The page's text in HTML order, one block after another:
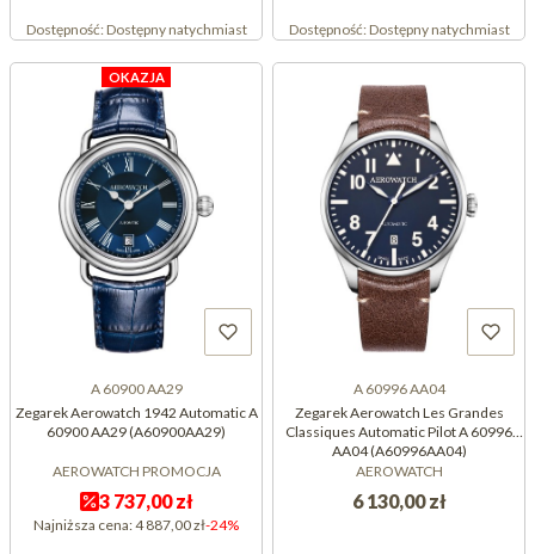
Dostępność:Dostępny natychmiast Dostępność:Dostępny natychmiast
OKAZJA
A 60900 AA29
Zegarek Aerowatch 1942 Automatic A
60900 AA29 (A60900AA29)
AEROWATCH PROMOCJA
3 737,00 zł
Najniższa cena:4 887,00 zł-24%
A 60996 AA04
Zegarek Aerowatch Les Grandes
Classiques Automatic Pilot A 60996
AA04 (A60996AA04)
AEROWATCH
6 130,00 zł